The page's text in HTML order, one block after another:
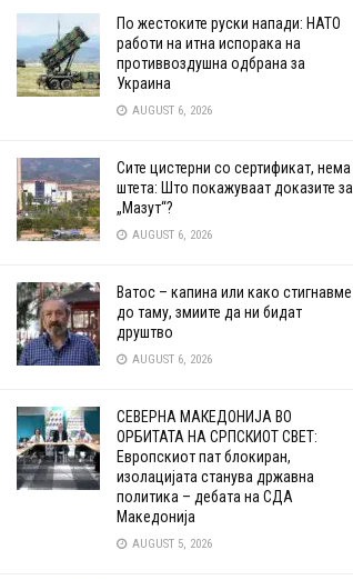
По жестоките руски напади: НАТО
работи на итна испорака на
противвоздушна одбрана за
Украина
AUGUST 6, 2026
Сите цистерни со сертификат, нема
штета: Што покажуваат доказите за
„Мазут“?
AUGUST 6, 2026
Ватос – капина или како стигнавме
до таму, змиите да ни бидат
друштво
AUGUST 6, 2026
СЕВЕРНА МАКЕДОНИЈА ВО
ОРБИТАТА НА СРПСКИОТ СВЕТ:
Европскиот пат блокиран,
изолацијата станува државна
политика – дебата на СДА
Македонија
AUGUST 5, 2026